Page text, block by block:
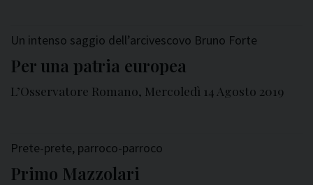
Un intenso saggio dell’arcivescovo Bruno Forte
Per una patria europea
L’Osservatore Romano, Mercoledì 14 Agosto 2019
Prete-prete, parroco-parroco
Primo Mazzolari